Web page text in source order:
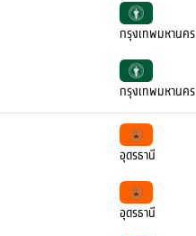
กรุงเทพมหานคร
กรุงเทพมหานคร
อุดรธานี
อุดรธานี